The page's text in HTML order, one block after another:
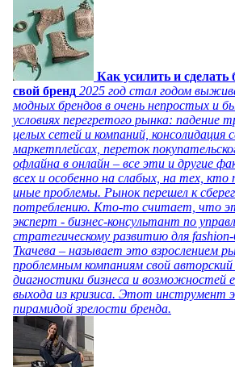
Как усилить и
свой бренд 2025 год стал годом
модных брендов в очень непростых и
условиях перегретого рынка: падение
целых сетей и компаний, консолидация
маркетплейсах, переток
офлайна в онлайн – все эти и другие
всех и особенно на слабых, на тех,
иные проблемы. Рынок перешел к
потреблению. Кто-то считает, что
эксперт - бизнес-консультант по
стратегическому развитию для
Ткачева – называет это взрослением
проблемным компаниям свой
диагностики бизнеса и возможностей
выхода из кризиса. Этот инструмент
пирамидой зрелости бренда.